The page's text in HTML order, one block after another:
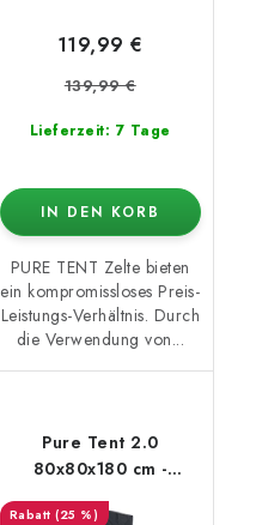
Lieferzeit: 7 Tage
119,99 €
139,99 €
IN DEN KORB
PURE TENT Zelte bieten
ein kompromissloses Preis-
Leistungs-Verhältnis. Durch
die Verwendung von...
Pure Tent 2.0
80x80x180 cm -
(25 %)